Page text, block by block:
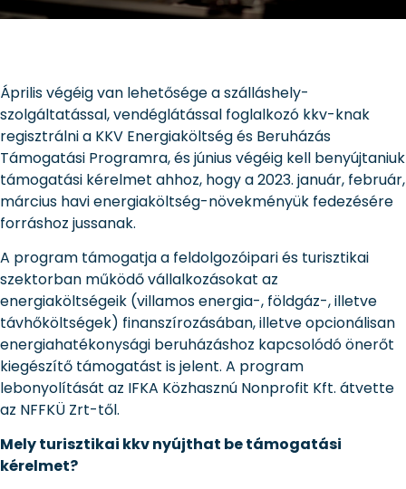
Április végéig van lehetősége a szálláshely-
szolgáltatással, vendéglátással foglalkozó kkv-knak
regisztrálni a KKV Energiaköltség és Beruházás
Támogatási Programra, és június végéig kell benyújtaniuk
támogatási kérelmet ahhoz, hogy a 2023. január, február,
március havi energiaköltség-növekményük fedezésére
forráshoz jussanak.
A program támogatja a feldolgozóipari és turisztikai
szektorban működő vállalkozásokat az
energiaköltségeik (villamos energia-, földgáz-, illetve
távhőköltségek) finanszírozásában, illetve opcionálisan
energiahatékonysági beruházáshoz kapcsolódó önerőt
kiegészítő támogatást is jelent. A program
lebonyolítását az IFKA Közhasznú Nonprofit Kft. átvette
az NFFKÜ Zrt-től.
Mely turisztikai kkv nyújthat be támogatási
kérelmet?